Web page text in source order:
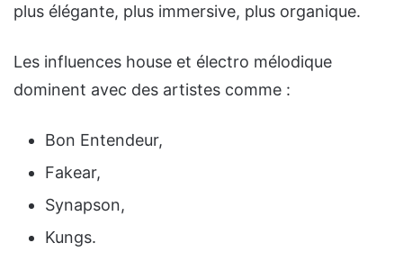
plus élégante, plus immersive, plus organique.
Les influences house et électro mélodique
dominent avec des artistes comme :
Bon Entendeur,
Fakear,
Synapson,
Kungs.